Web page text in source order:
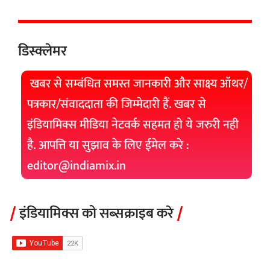
डिस्क्लेमर
खबर से सम्बंधित समस्त जानकारी और साक्ष्य ऑथर/
पत्रकार/संवाददाता की जिम्मेदारी हैं. खबर से
इंडियामिक्स मीडिया नेटवर्क सहमत हो ये जरुरी नही
है. आपत्ति या सुझाव के लिए ईमेल करे :
editor@indiamix.in
इंडियामिक्स को सब्सक्राइब करे